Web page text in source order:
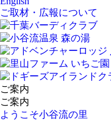
ご取材・広報について
ご案内
ご案内
ようこそ小谷流の里